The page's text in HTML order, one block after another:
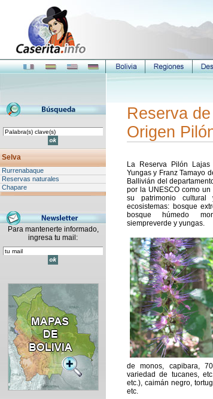
Selva
Rurrenabaque
Reservas naturales
Chapare
Para mantenerte informado,
ingresa tu mail:
Reserva
Origen
La Reserva Pilón
Yungas y Franz Tamayo
Ballivián del
por la UNESCO como
su patrimonio
ecosistemas: bosque
bosque húmedo
siempreverde y yungas.
de monos, capibara,
variedad de tucanes,
etc.), caimán negro,
etc.